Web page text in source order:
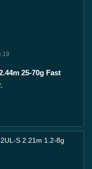
25-70g Fast